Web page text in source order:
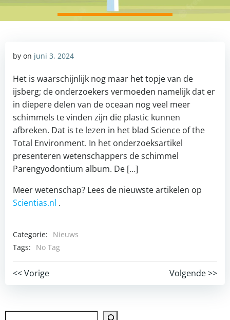
by on juni 3, 2024
Het is waarschijnlijk nog maar het topje van de
ijsberg; de onderzoekers vermoeden namelijk dat er
in diepere delen van de oceaan nog veel meer
schimmels te vinden zijn die plastic kunnen
afbreken. Dat is te lezen in het blad Science of the
Total Environment. In het onderzoeksartikel
presenteren wetenschappers de schimmel
Parengyodontium album. De […]
Meer wetenschap? Lees de nieuwste artikelen op
Scientias.nl .
Categorie:
Nieuws
Tags:
No Tag
Post
navigation
<< Vorige
Post
navigation
Volgende >>